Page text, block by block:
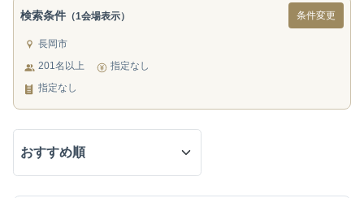
検索条件 （1会場表示） 条件変更
長岡市
201名以上
指定なし
指定なし